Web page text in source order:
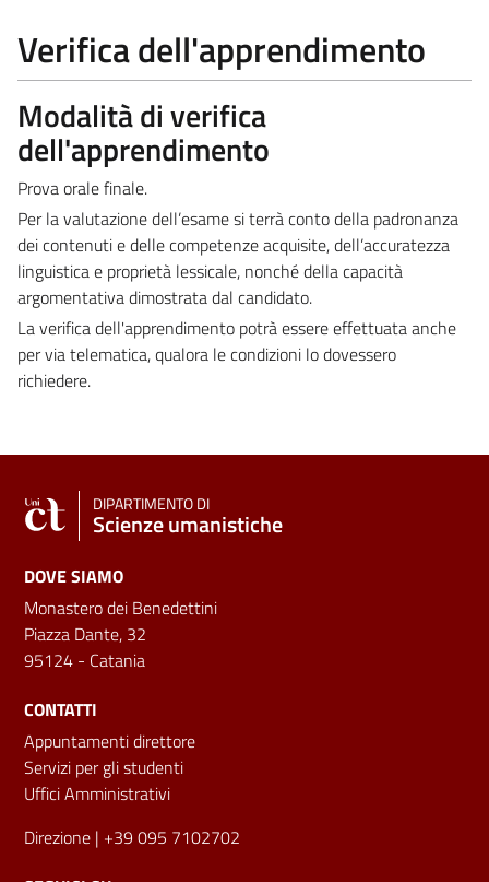
Verifica dell'apprendimento
Modalità di verifica
dell'apprendimento
Prova orale finale.
Per la valutazione dell’esame si terrà conto della padronanza
dei contenuti e delle competenze acquisite, dell’accuratezza
linguistica e proprietà lessicale, nonché della capacità
argomentativa dimostrata dal candidato.
La verifica dell'apprendimento potrà essere effettuata anche
per via telematica, qualora le condizioni lo dovessero
richiedere.
DIPARTIMENTO DI
Scienze umanistiche
DOVE SIAMO
Monastero dei Benedettini
Piazza Dante, 32
95124 - Catania
CONTATTI
Appuntamenti direttore
Servizi per gli studenti
Uffici Amministrativi
Direzione | +39 095 7102702